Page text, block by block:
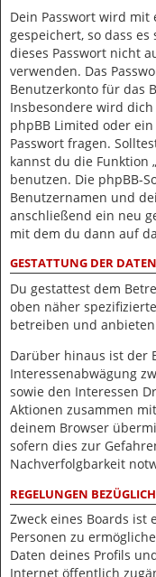
Dein Passwort wird mit
gespeichert, so dass
dieses Passwort nicht
verwenden. Das
Benutzerkonto für das
Insbesondere wird
phpBB Limited oder
Passwort fragen.
kannst du die Funktion
benutzen. Die phpBB-
Benutzernamen und
anschließend ein neu
mit dem du dann auf
GESTATTUNG DER
Du gestattest dem
oben näher
betreiben und
Darüber hinaus ist der
Interessenabwägung
sowie den Interessen
Aktionen zusammen
deinem Browser
sofern dies zur
Nachverfolgbarkeit
REGELUNGEN
Zweck eines Boards ist
Personen zu
Daten deines Profils
Internet öffentlich